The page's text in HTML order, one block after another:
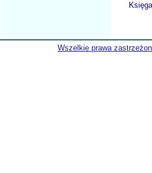
Wszelkie prawa